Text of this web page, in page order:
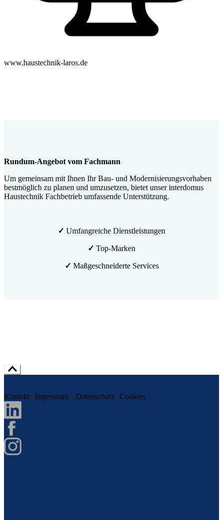
www.haustechnik-laros.de
Rundum-Angebot vom Fachmann
Um gemeinsam mit Ihnen Ihr Bau- und Modernisierungsvorhaben
bestmöglich zu planen und umzusetzen, bietet unser interdomus
Haustechnik Fachbetrieb umfassende Unterstützung.
✓ Umfangreiche Dienstleistungen
✓ Top-Marken
✓ Maßgeschneiderte Services
Kontakt Impressum Datenschutz Cookies